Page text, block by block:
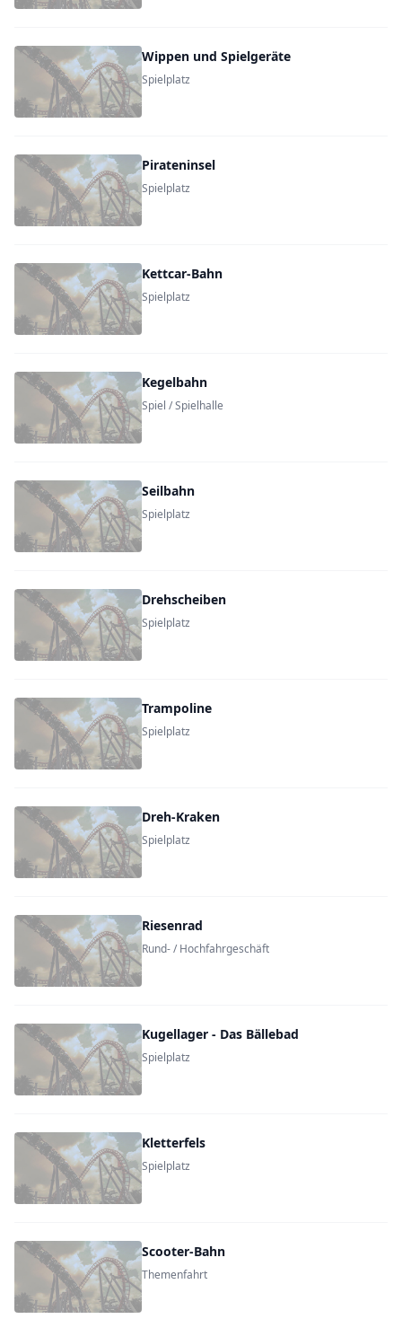
Wippen und Spielgeräte
Spielplatz
Pirateninsel
Spielplatz
Kettcar-Bahn
Spielplatz
Kegelbahn
Spiel / Spielhalle
Seilbahn
Spielplatz
Drehscheiben
Spielplatz
Trampoline
Spielplatz
Dreh-Kraken
Spielplatz
Riesenrad
Rund- / Hochfahrgeschäft
Kugellager - Das Bällebad
Spielplatz
Kletterfels
Spielplatz
Scooter-Bahn
Themenfahrt